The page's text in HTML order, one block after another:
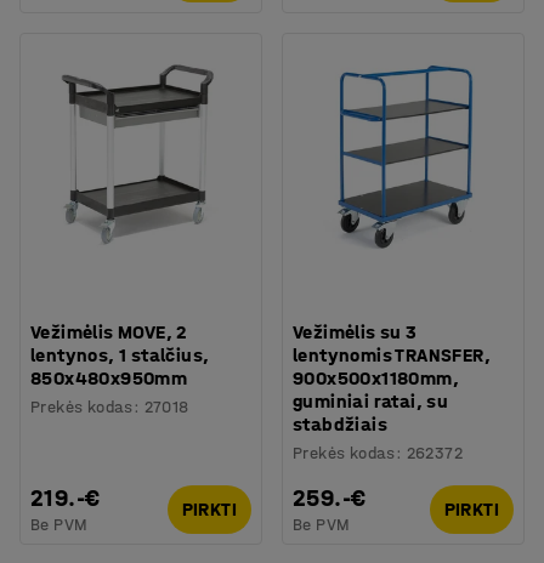
Vežimėlis MOVE, 2
lentynos, 1 stalčius,
850x480x950mm
Prekės kodas : 27018
219.-€
Be PVM
PIRKTI
Vežimėlis su 3
lentynomis TRANSFER,
900x500x1180mm,
guminiai ratai, su
stabdžiais
Prekės kodas : 262372
259.-€
Be PVM
PIRKTI